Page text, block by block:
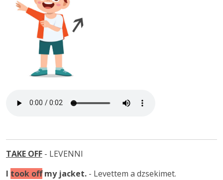
TAKE OFF - LEVENNI
I took offmy jacket. - Levettem a dzsekimet.